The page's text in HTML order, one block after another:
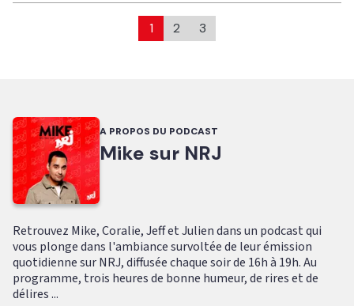
1 2 3
A PROPOS DU PODCAST
Mike sur NRJ
Retrouvez Mike, Coralie, Jeff et Julien dans un podcast qui
vous plonge dans l'ambiance survoltée de leur émission
quotidienne sur NRJ, diffusée chaque soir de 16h à 19h. Au
programme, trois heures de bonne humeur, de rires et de
délires ...